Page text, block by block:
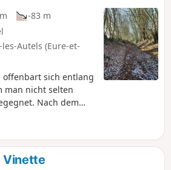
-83 m
Autels (Eure-et-
offenbart sich entlang
man nicht selten
Nach dem
der Perche;
Sie am Apfelfest
Vinette